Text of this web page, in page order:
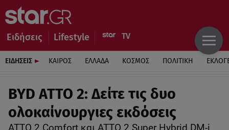
Ειδήσεις Lifestyle
ΕΙΔΗΣΕΙΣ ΚΑΙΡΟΣ ΕΛΛΑΔΑ ΚΟΣΜΟΣ ΠΟΛΙΤΙΚΗ
BYD ATTO 2: Δείτε τις δυο
ολοκαίνουργιες εκδόσεις